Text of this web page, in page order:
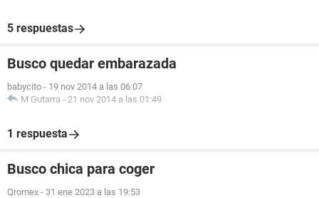
5 respuestas
Busco quedar embarazada
babycito - 19 nov 2014 a las 06:07
M Gutarra - 21 nov 2014 a las 01:49
1 respuesta
Busco chica para coger
Qromex - 31 ene 2023 a las 19:53